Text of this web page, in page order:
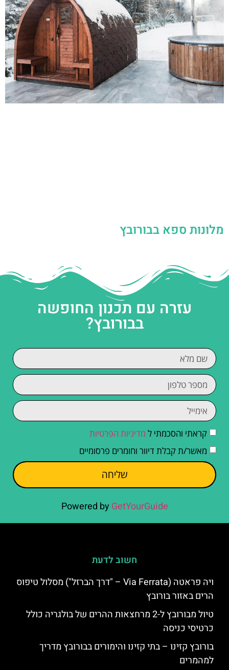
מלונות ספא בבורובץ
עזרה עם תכנון החופשה
בבורובץ?
קראתי והסכמתי ל מדיניות הפרטיות
מאשר/ת קבלת דיוור וחומרים פרסומיים
שליחה
Powered by GetYourGuide
חשוב לדעת
ויה פראטה (Via Ferrata – "דרך הברזל") מסלול טיפוס
הרים באזור בורובץ
טיול מבורובץ ל-2 מרחצאות ההרים של בולגריה כולל
כרטיסי כניסה
בורובץ קזינו – בתי קזינו והימורים בבורובץ מדריך
למהמרים